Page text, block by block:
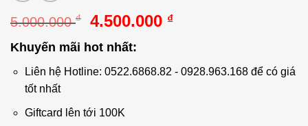
5.000.000₫
Giá
là:
5.000.000 ₫.
4.500.000 ₫Giá
là:
Khuyến mãi hot nhất:
Liên hệ Hotline: 0522.6868.82 - 0928.963.168 để có giá
tốt nhất
Giftcard lên tới 100K